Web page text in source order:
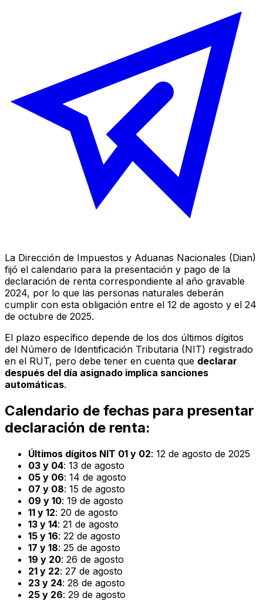
La Dirección de Impuestos y Aduanas Nacionales (Dian)
fijó el calendario para la presentación y pago de la
declaración de renta correspondiente al año gravable
2024, por lo que las personas naturales deberán
cumplir con esta obligación entre el 12 de agosto y el 24
de octubre de 2025.
El plazo específico depende de los dos últimos dígitos
del Número de Identificación Tributaria (NIT) registrado
en el RUT, pero debe tener en cuenta que declarar
después del día asignado implica sanciones
automáticas.
Calendario de fechas para presentar
declaración de renta:
Últimos dígitos NIT 01 y 02: 12 de agosto de 2025
03 y 04: 13 de agosto
05 y 06: 14 de agosto
07 y 08: 15 de agosto
09 y 10: 19 de agosto
11 y 12: 20 de agosto
13 y 14: 21 de agosto
15 y 16: 22 de agosto
17 y 18: 25 de agosto
19 y 20: 26 de agosto
21 y 22: 27 de agosto
23 y 24: 28 de agosto
25 y 26: 29 de agosto